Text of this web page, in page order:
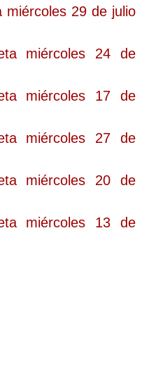
miércoles 29 de julio
miércoles 24 de
miércoles 17 de
miércoles 27 de
miércoles 20 de
miércoles 13 de